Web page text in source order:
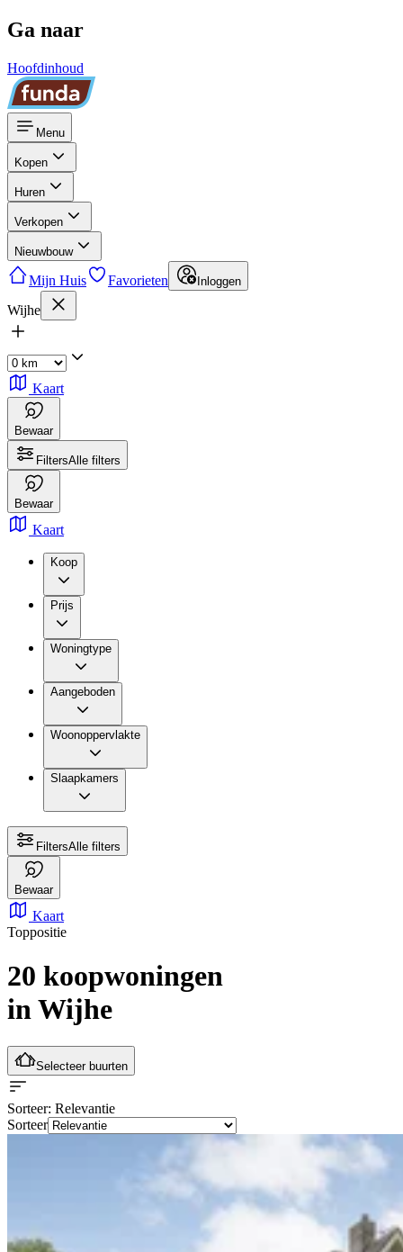
Ga naar
Hoofdinhoud
Menu
Kopen
Huren
Verkopen
Nieuwbouw
Mijn Huis Favorieten Inloggen
Wijhe
Kaart
Bewaar
FiltersAlle filters
Bewaar
Kaart
Koop
Prijs
Woningtype
Aangeboden
Woonoppervlakte
Slaapkamers
FiltersAlle filters
Bewaar
Kaart
Toppositie
20 koopwoningen
in Wijhe
Selecteer buurten
Sorteer: Relevantie
Sorteer